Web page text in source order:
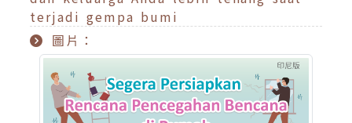
terjadi gempa bumi
圖片：